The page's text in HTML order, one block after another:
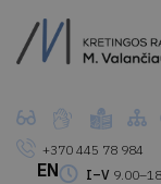
+370 445 78 984
I–V
EN